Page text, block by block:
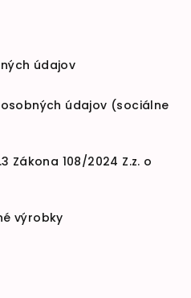
údajov
údajov (sociálne
Zákona 108/2024 Z.z. o
výrobky